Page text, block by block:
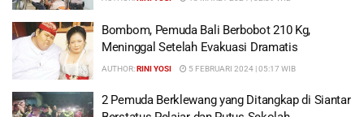
Bombom, Pemuda Bali Berbobot 210 Kg,
Meninggal Setelah Evakuasi Dramatis
AUTHOR:RINI YOSI 5 FEBRUARI 2024 | 05:17 WIB
2 Pemuda Berklewang yang Ditangkap di Siantar